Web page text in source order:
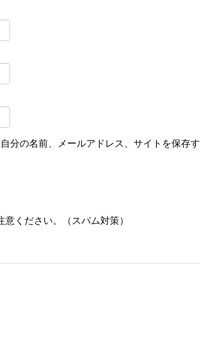
分の名前、メールアドレス、サイトを保存す
ください。（スパム対策）